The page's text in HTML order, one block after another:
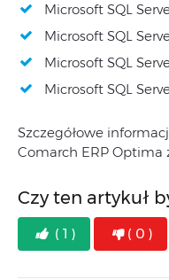
Microsoft SQL
Microsoft SQL
Microsoft SQL
Microsoft SQL
Szczegółowe
Comarch ERP Optima
Czy ten artykuł
( 1 ) ( 0 )